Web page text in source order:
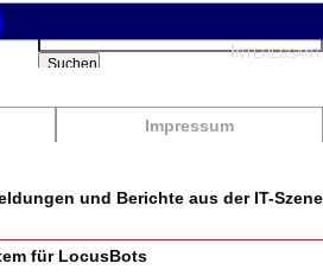
Impressum
Suchbegriffe
Suchen
und Berichte aus der IT-Szene
für LocusBots